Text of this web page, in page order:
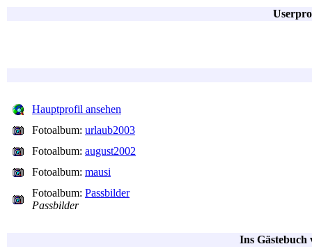
Hauptprofil ansehen
Fotoalbum: urlaub2003
Fotoalbum: august2002
Fotoalbum: mausi
Fotoalbum: Passbilder
Passbilder
Ins